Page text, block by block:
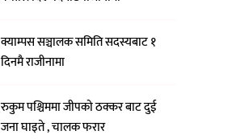
क्याम्पस सञ्चालक समिति सदस्यबाट १
दिनमै राजीनामा
रुकुम पश्चिममा जीपको ठक्कर बाट दुई
जना घाइते , चालक फरार